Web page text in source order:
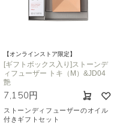
【オンラインストア限定】
[ギフトボックス入り]ストーンデ
ィフューザー トキ（M）&JD04
艶
7,150円
ストーンディフューザーのオイル
付きギフトセット